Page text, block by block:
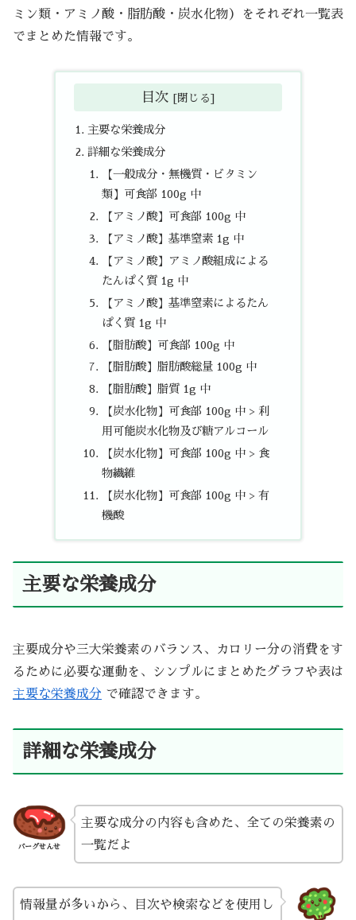
ミン類・アミノ酸・脂肪酸・炭水化物）をそれぞれ一覧表
でまとめた情報です。
目次
主要な栄養成分
詳細な栄養成分
【一般成分・無機質・ビタミン
類】可食部 100g 中
【アミノ酸】可食部 100g 中
【アミノ酸】基準窒素 1g 中
【アミノ酸】アミノ酸組成による
たんぱく質 1g 中
【アミノ酸】基準窒素によるたん
ぱく質 1g 中
【脂肪酸】可食部 100g 中
【脂肪酸】脂肪酸総量 100g 中
【脂肪酸】脂質 1g 中
【炭水化物】可食部 100g 中 > 利
用可能炭水化物及び糖アルコール
【炭水化物】可食部 100g 中 > 食
物繊維
【炭水化物】可食部 100g 中 > 有
機酸
主要な栄養成分
主要成分や三大栄養素のバランス、カロリー分の消費をす
るために必要な運動を、シンプルにまとめたグラフや表は
主要な栄養成分 で確認できます。
詳細な栄養成分
バーグせんせ
主要な成分の内容も含めた、全ての栄養素の
一覧だよ
情報量が多いから、目次や検索などを使用し